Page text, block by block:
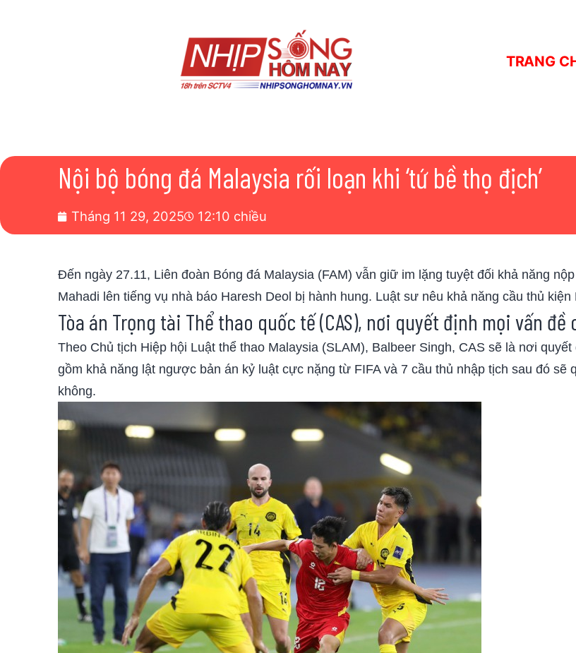
TRANG
Nội bộ bóng đá Malaysia rối loạn khi ‘tứ bề thọ địch’
Tháng 11 29, 2025 12:10 chiều
Đến ngày 27.11, Liên đoàn Bóng đá Malaysia (FAM) vẫn giữ im lặng tuyệt đối khả năng
Mahadi lên tiếng vụ nhà báo Haresh Deol bị hành hung. Luật sư nêu khả năng cầu thủ kiện
Tòa án Trọng tài Thể thao quốc tế (CAS), nơi quyết định mọi vấn đề
Theo Chủ tịch Hiệp hội Luật thể thao Malaysia (SLAM), Balbeer Singh, CAS sẽ là nơi
gồm khả năng lật ngược bản án kỷ luật cực nặng từ FIFA và 7 cầu thủ nhập tịch sau đó
không.